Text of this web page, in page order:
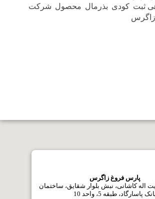
ثبت کودی بذرمال محصول شرکت